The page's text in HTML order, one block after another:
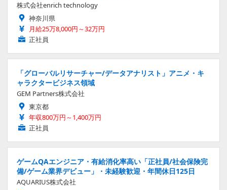
株式会社enrich technology
神奈川県
月給25万8,000円～32万円
正社員
「グローバルリサーチャー/データアナリスト」アニメ・キ
ャラクタービジネス領域
GEM Partners株式会社
東京都
年収800万円～1,400万円
正社員
ゲームQAエンジニア・有給消化率高い「正社員/社会保険完
備/ゲーム業界デビュー」・未経験歓迎・年間休日125日
AQUARIUS株式会社